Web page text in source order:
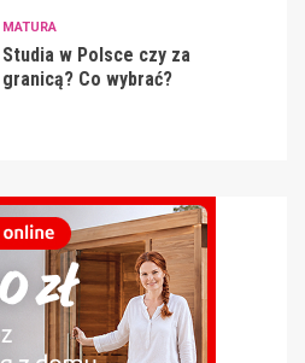
MATURA
Studia w Polsce czy za
granicą? Co wybrać?